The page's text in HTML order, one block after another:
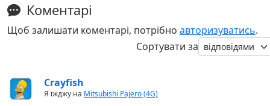
Коментарі
Щоб залишати коментарі, потрібно авторизуватись.
Сортувати за
Crayfish
Я їжджу на Mitsubishi Pajero (4G)